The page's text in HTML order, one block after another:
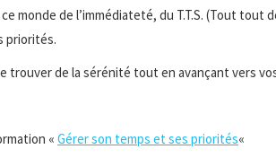
monde de l’immédiateté, du T.T.S. (Tout
priorités.
trouver de la sérénité tout en avançant vers
« Gérer son temps et ses priorités«